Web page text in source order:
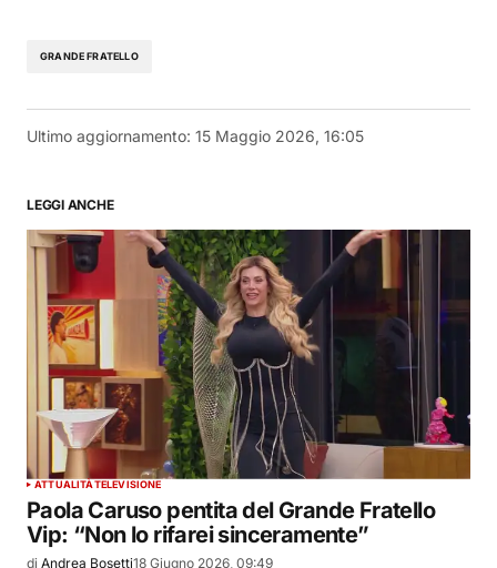
GRANDE FRATELLO
Ultimo aggiornamento: 15 Maggio 2026, 16:05
LEGGI ANCHE
ATTUALITÀTELEVISIONE
Paola Caruso pentita del Grande Fratello
Vip: “Non lo rifarei sinceramente”
di Andrea Bosetti18 Giugno 2026, 09:49